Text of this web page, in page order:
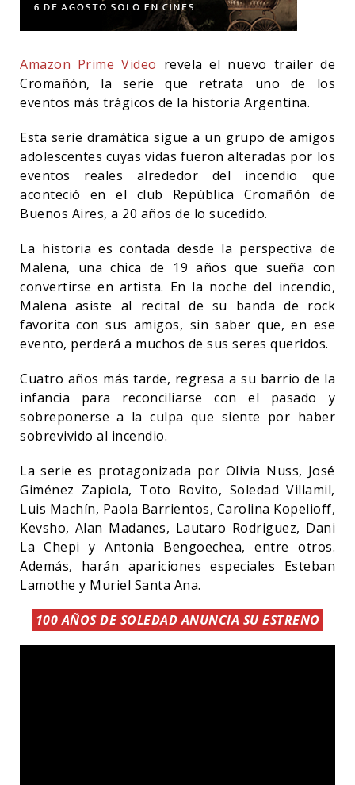
Amazon Prime Video revela el nuevo trailer de
Cromañón, la serie que retrata uno de los
eventos más trágicos de la historia Argentina.
Esta serie dramática sigue a un grupo de amigos
adolescentes cuyas vidas fueron alteradas por los
eventos reales alrededor del incendio que
aconteció en el club República Cromañón de
Buenos Aires, a 20 años de lo sucedido.
La historia es contada desde la perspectiva de
Malena, una chica de 19 años que sueña con
convertirse en artista. En la noche del incendio,
Malena asiste al recital de su banda de rock
favorita con sus amigos, sin saber que, en ese
evento, perderá a muchos de sus seres queridos.
Cuatro años más tarde, regresa a su barrio de la
infancia para reconciliarse con el pasado y
sobreponerse a la culpa que siente por haber
sobrevivido al incendio.
La serie es protagonizada por Olivia Nuss, José
Giménez Zapiola, Toto Rovito, Soledad Villamil,
Luis Machín, Paola Barrientos, Carolina Kopelioff,
Kevsho, Alan Madanes, Lautaro Rodriguez, Dani
La Chepi y Antonia Bengoechea, entre otros.
Además, harán apariciones especiales Esteban
Lamothe y Muriel Santa Ana.
100 AÑOS DE SOLEDAD ANUNCIA SU ESTRENO